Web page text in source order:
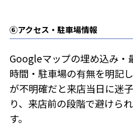
⑥アクセス・駐車場情報
Googleマップの埋め込み・
時間・駐車場の有無を明記
が不明確だと来店当日に迷
り、来店前の段階で避けら
す。